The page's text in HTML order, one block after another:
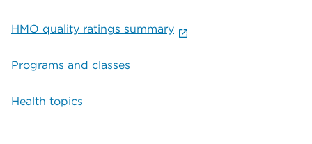
HMO quality ratings summary
Programs and classes
Health topics